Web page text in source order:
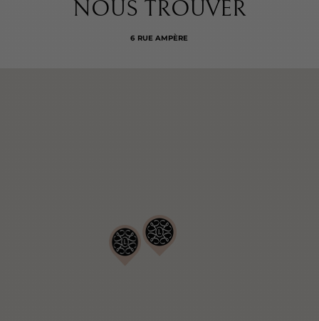
NOUS TROUVER
6 RUE AMPÈRE